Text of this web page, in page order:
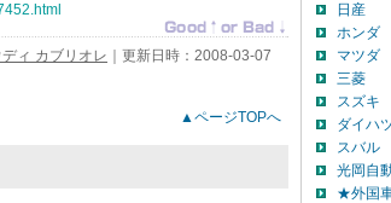
ィ カブリオレ ｜更新日時：2008-03-07
▲ページTOPへ
日産
ホンダ
マツダ
三菱
スズキ
ダイハ
スバル
光岡自
★外国